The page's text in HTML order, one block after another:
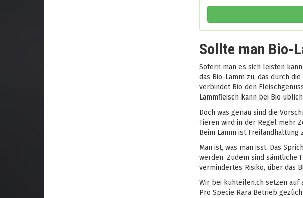
Sollte man Bio-
Sofern man es sich leisten
das Bio-Lamm zu, das durch
verbindet Bio den
Lammfleisch kann bei Bio
Doch was genau sind die
Tieren wird in der Regel mehr
Beim Lamm ist
Man ist, was man isst. Das
werden. Zudem sind sämtliche
vermindertes Risiko, über das
Wir bei kuhteilen.ch setzen auf
Pro Specie Rara Betrieb